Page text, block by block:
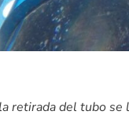
retirada del tubo